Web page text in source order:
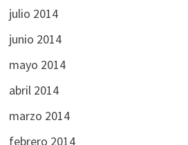
julio 2014
junio 2014
mayo 2014
abril 2014
marzo 2014
febrero 2014